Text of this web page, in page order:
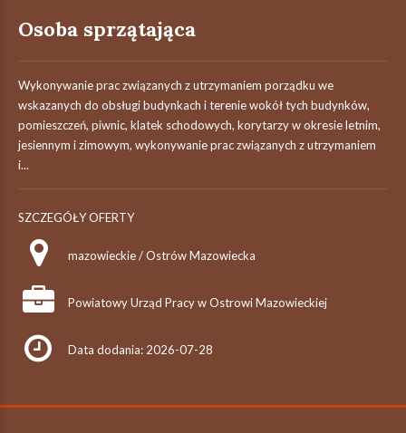
Osoba sprzątająca
Wykonywanie prac związanych z utrzymaniem porządku we
wskazanych do obsługi budynkach i terenie wokół tych budynków,
pomieszczeń, piwnic, klatek schodowych, korytarzy w okresie letnim,
jesiennym i zimowym, wykonywanie prac związanych z utrzymaniem
i...
SZCZEGÓŁY OFERTY
mazowieckie / Ostrów Mazowiecka
Powiatowy Urząd Pracy w Ostrowi Mazowieckiej
Data dodania: 2026-07-28